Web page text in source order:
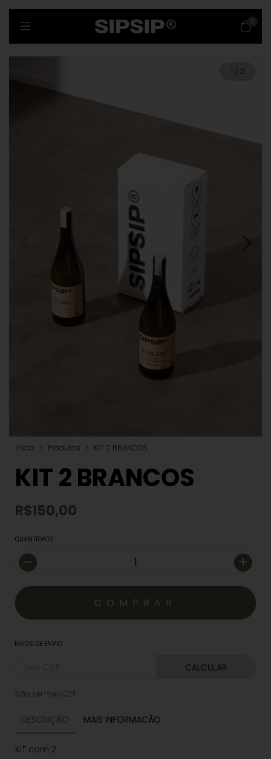
0
1 / 2
Início > Produtos > KIT 2 BRANCOS
KIT 2 BRANCOS
R$150,00
QUANTIDADE
MEIOS DE ENVIO
CALCULAR
Não sei meu CEP
DESCRIÇÃO MAIS INFORMACÃO
KIT com 2